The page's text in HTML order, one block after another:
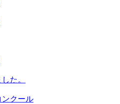
た。
ンクール